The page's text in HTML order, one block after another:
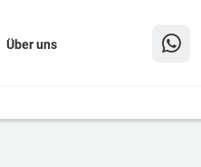
Über uns